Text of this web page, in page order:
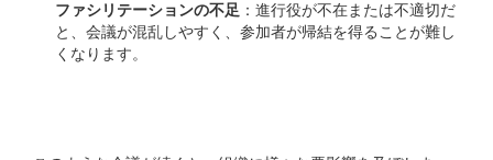
ファシリテーションの不足 ：進行役が不在または不適切だ
と、会議が混乱しやすく、参加者が帰結を得ることが難し
くなります。